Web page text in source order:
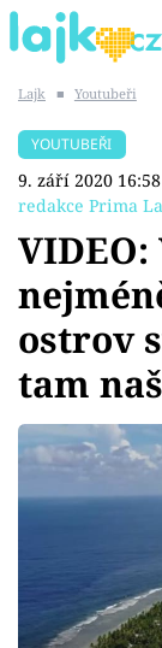
SHOPAHOLICADEL
Témata
Showbyznys
Youtubeři
Videa
Lajk ■ Youtubeři
YOUTUBEŘI
9. září 2020 16:58
redakce Prima
ostrov
tam